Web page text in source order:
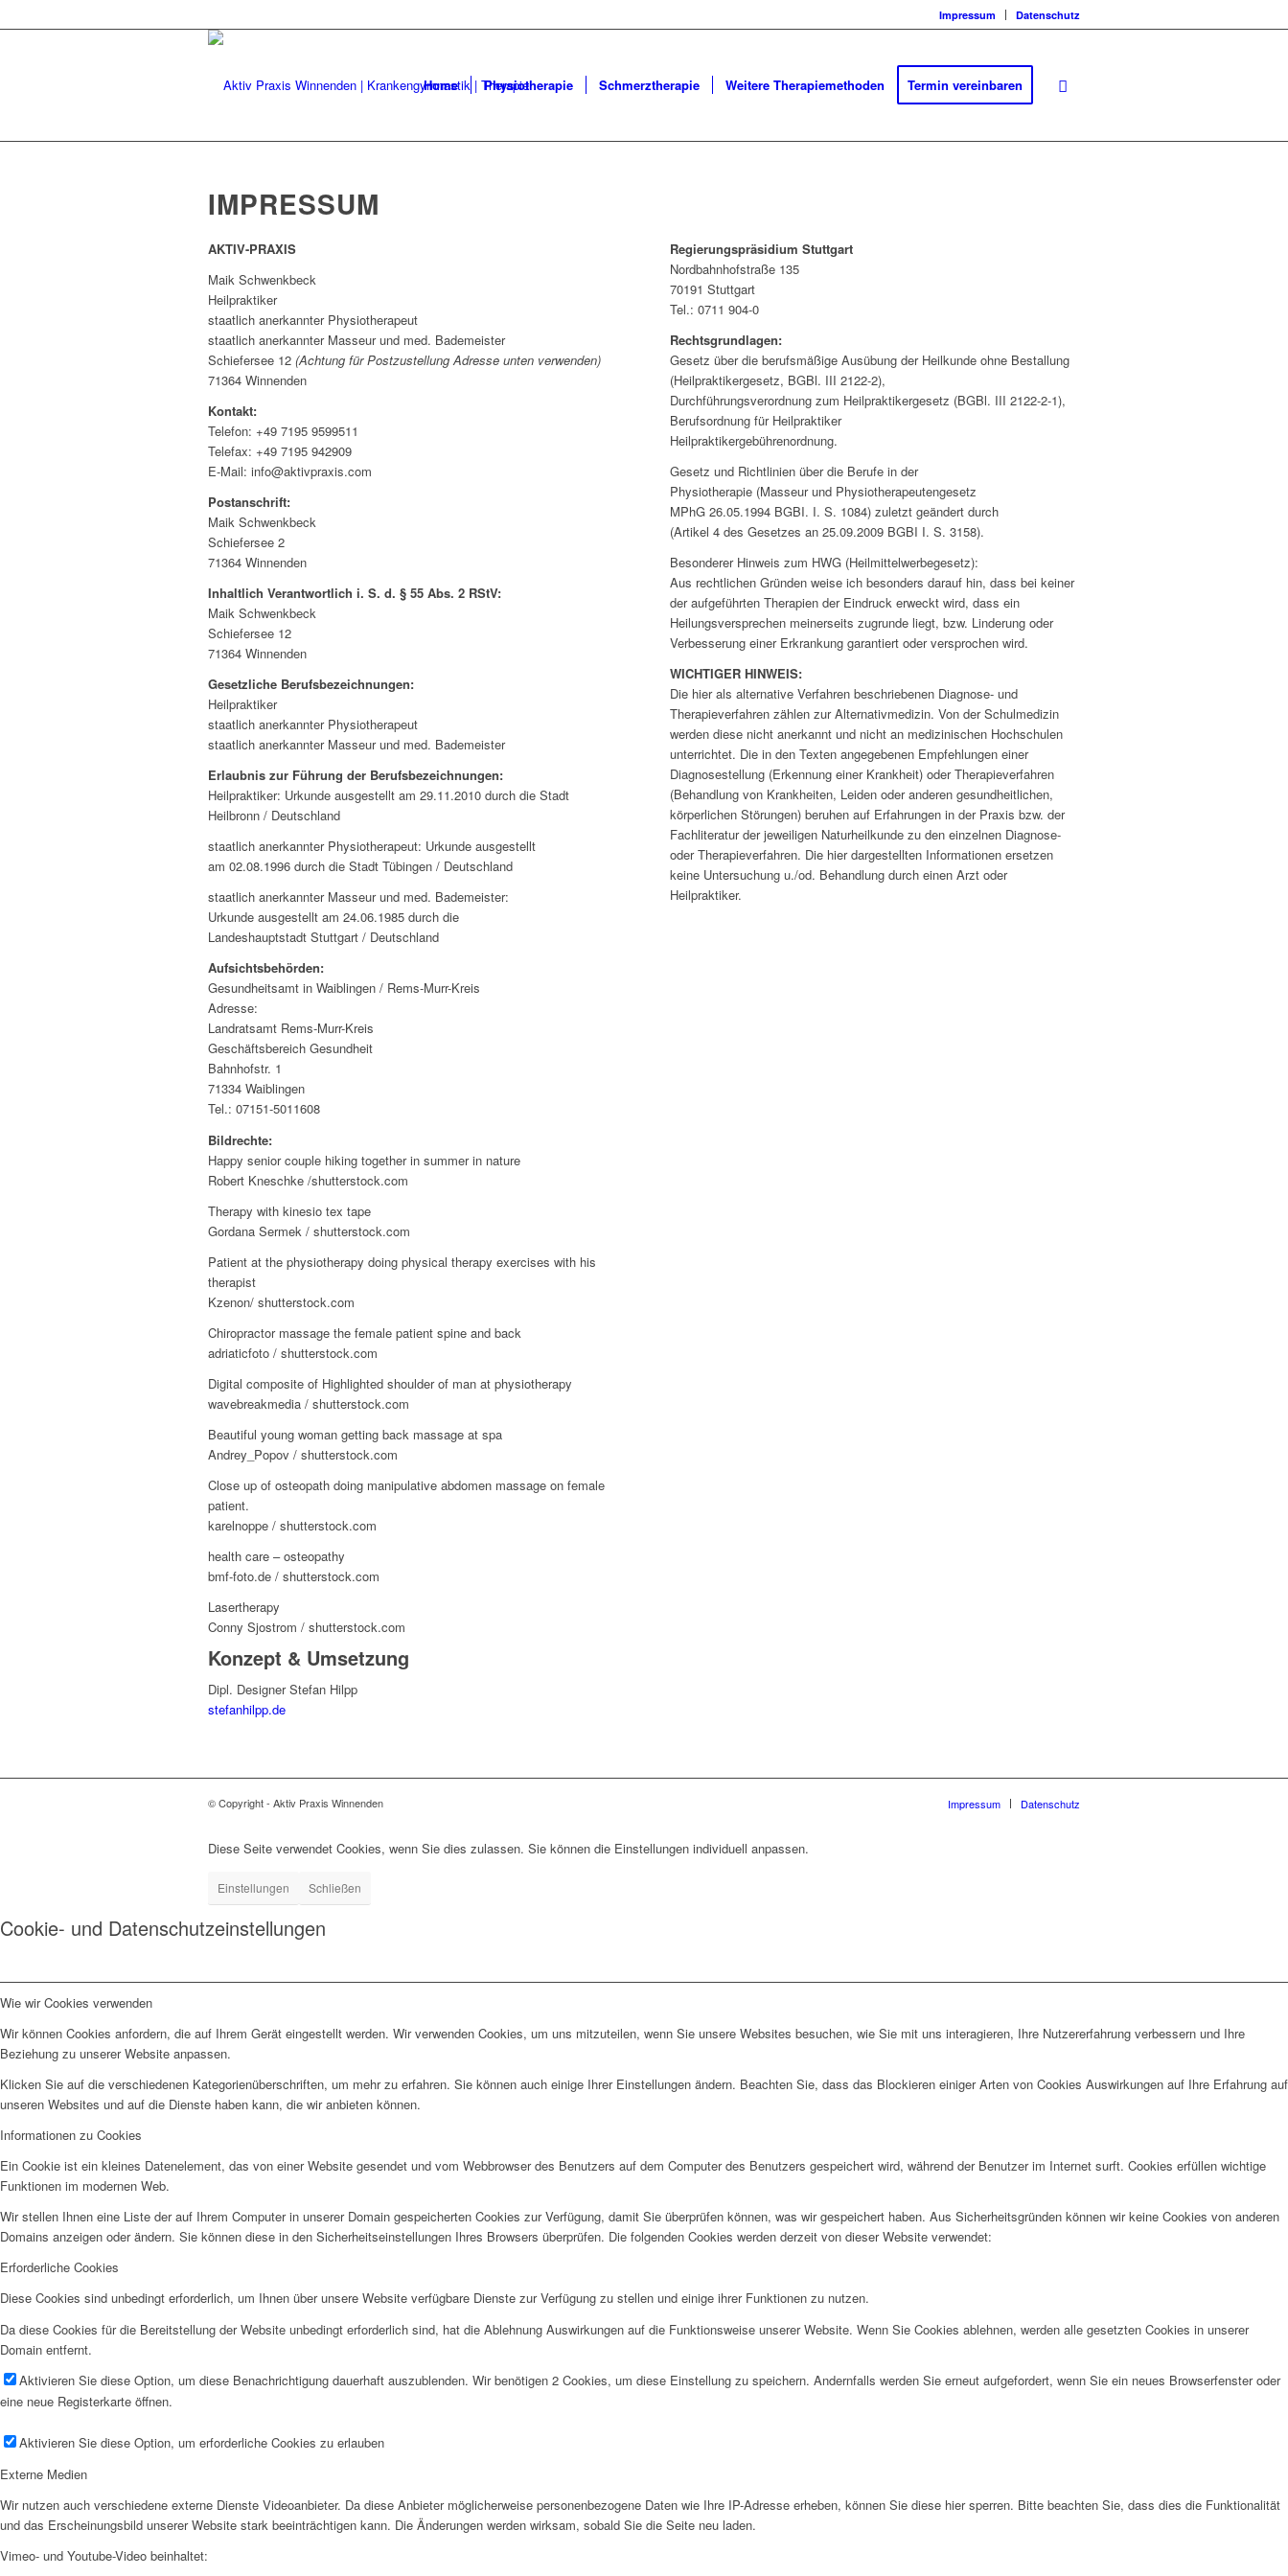
Impressum Datenschutz
Home Physiotherapie Schmerztherapie Weitere Therapiemethoden Termin vereinbaren
IMPRESSUM
AKTIV-PRAXIS
Maik Schwenkbeck
Heilpraktiker
staatlich anerkannter Physiotherapeut
staatlich anerkannter Masseur und med. Bademeister
Schiefersee 12 (Achtung für Postzustellung Adresse unten verwenden)
71364 Winnenden
Kontakt:
Telefon: +49 7195 9599511
Telefax: +49 7195 942909
E-Mail: info@aktivpraxis.com
Postanschrift:
Maik Schwenkbeck
Schiefersee 2
71364 Winnenden
Inhaltlich Verantwortlich i. S. d. § 55 Abs. 2 RStV:
Maik Schwenkbeck
Schiefersee 12
71364 Winnenden
Gesetzliche Berufsbezeichnungen:
Heilpraktiker
staatlich anerkannter Physiotherapeut
staatlich anerkannter Masseur und med. Bademeister
Erlaubnis zur Führung der Berufsbezeichnungen:
Heilpraktiker: Urkunde ausgestellt am 29.11.2010 durch die Stadt
Heilbronn / Deutschland
staatlich anerkannter Physiotherapeut: Urkunde ausgestellt
am 02.08.1996 durch die Stadt Tübingen / Deutschland
staatlich anerkannter Masseur und med. Bademeister:
Urkunde ausgestellt am 24.06.1985 durch die
Landeshauptstadt Stuttgart / Deutschland
Aufsichtsbehörden:
Gesundheitsamt in Waiblingen / Rems-Murr-Kreis
Adresse:
Landratsamt Rems-Murr-Kreis
Geschäftsbereich Gesundheit
Bahnhofstr. 1
71334 Waiblingen
Tel.: 07151-5011608
Bildrechte:
Happy senior couple hiking together in summer in nature
Robert Kneschke /shutterstock.com
Therapy with kinesio tex tape
Gordana Sermek / shutterstock.com
Patient at the physiotherapy doing physical therapy exercises with his
therapist
Kzenon/ shutterstock.com
Chiropractor massage the female patient spine and back
adriaticfoto / shutterstock.com
Digital composite of Highlighted shoulder of man at physiotherapy
wavebreakmedia / shutterstock.com
Beautiful young woman getting back massage at spa
Andrey_Popov / shutterstock.com
Close up of osteopath doing manipulative abdomen massage on female
patient.
karelnoppe / shutterstock.com
health care – osteopathy
bmf-foto.de / shutterstock.com
Lasertherapy
Conny Sjostrom / shutterstock.com
Regierungspräsidium Stuttgart
Nordbahnhofstraße 135
70191 Stuttgart
Tel.: 0711 904-0
Rechtsgrundlagen:
Gesetz über die berufsmäßige Ausübung der Heilkunde ohne Bestallung
(Heilpraktikergesetz, BGBl. III 2122-2),
Durchführungsverordnung zum Heilpraktikergesetz (BGBl. III 2122-2-1),
Berufsordnung für Heilpraktiker
Heilpraktikergebührenordnung.
Gesetz und Richtlinien über die Berufe in der
Physiotherapie (Masseur und Physiotherapeutengesetz
MPhG 26.05.1994 BGBI. I. S. 1084) zuletzt geändert durch
(Artikel 4 des Gesetzes an 25.09.2009 BGBI I. S. 3158).
Besonderer Hinweis zum HWG (Heilmittelwerbegesetz):
Aus rechtlichen Gründen weise ich besonders darauf hin, dass bei keiner
der aufgeführten Therapien der Eindruck erweckt wird, dass ein
Heilungsversprechen meinerseits zugrunde liegt, bzw. Linderung oder
Verbesserung einer Erkrankung garantiert oder versprochen wird.
WICHTIGER HINWEIS:
Die hier als alternative Verfahren beschriebenen Diagnose- und
Therapieverfahren zählen zur Alternativmedizin. Von der Schulmedizin
werden diese nicht anerkannt und nicht an medizinischen Hochschulen
unterrichtet. Die in den Texten angegebenen Empfehlungen einer
Diagnosestellung (Erkennung einer Krankheit) oder Therapieverfahren
(Behandlung von Krankheiten, Leiden oder anderen gesundheitlichen,
körperlichen Störungen) beruhen auf Erfahrungen in der Praxis bzw. der
Fachliteratur der jeweiligen Naturheilkunde zu den einzelnen Diagnose-
oder Therapieverfahren. Die hier dargestellten Informationen ersetzen
keine Untersuchung u./od. Behandlung durch einen Arzt oder
Heilpraktiker.
Konzept & Umsetzung
Dipl. Designer Stefan Hilpp
stefanhilpp.de
© Copyright - Aktiv Praxis Winnenden Impressum Datenschutz
Diese Seite verwendet Cookies, wenn Sie dies zulassen. Sie können die Einstellungen individuell anpassen.
Einstellungen Schließen
Cookie- und Datenschutzeinstellungen
Wie wir Cookies verwenden
Wir können Cookies anfordern, die auf Ihrem Gerät eingestellt werden. Wir verwenden Cookies, um uns mitzuteilen, wenn Sie unsere Websites besuchen, wie Sie mit uns interagieren, Ihre Nutzererfahrung verbessern und Ihre
Beziehung zu unserer Website anpassen.
Klicken Sie auf die verschiedenen Kategorienüberschriften, um mehr zu erfahren. Sie können auch einige Ihrer Einstellungen ändern. Beachten Sie, dass das Blockieren einiger Arten von Cookies Auswirkungen auf Ihre Erfahrung auf
unseren Websites und auf die Dienste haben kann, die wir anbieten können.
Informationen zu Cookies
Ein Cookie ist ein kleines Datenelement, das von einer Website gesendet und vom Webbrowser des Benutzers auf dem Computer des Benutzers gespeichert wird, während der Benutzer im Internet surft. Cookies erfüllen wichtige
Funktionen im modernen Web.
Wir stellen Ihnen eine Liste der auf Ihrem Computer in unserer Domain gespeicherten Cookies zur Verfügung, damit Sie überprüfen können, was wir gespeichert haben. Aus Sicherheitsgründen können wir keine Cookies von anderen
Domains anzeigen oder ändern. Sie können diese in den Sicherheitseinstellungen Ihres Browsers überprüfen. Die folgenden Cookies werden derzeit von dieser Website verwendet:
Erforderliche Cookies
Diese Cookies sind unbedingt erforderlich, um Ihnen über unsere Website verfügbare Dienste zur Verfügung zu stellen und einige ihrer Funktionen zu nutzen.
Da diese Cookies für die Bereitstellung der Website unbedingt erforderlich sind, hat die Ablehnung Auswirkungen auf die Funktionsweise unserer Website. Wenn Sie Cookies ablehnen, werden alle gesetzten Cookies in unserer
Domain entfernt.
Aktivieren Sie diese Option, um diese Benachrichtigung dauerhaft auszublenden. Wir benötigen 2 Cookies, um diese Einstellung zu speichern. Andernfalls werden Sie erneut aufgefordert, wenn Sie ein neues Browserfenster oder
eine neue Registerkarte öffnen.
Aktivieren Sie diese Option, um erforderliche Cookies zu erlauben
Externe Medien
Wir nutzen auch verschiedene externe Dienste Videoanbieter. Da diese Anbieter möglicherweise personenbezogene Daten wie Ihre IP-Adresse erheben, können Sie diese hier sperren. Bitte beachten Sie, dass dies die Funktionalität
und das Erscheinungsbild unserer Website stark beeinträchtigen kann. Die Änderungen werden wirksam, sobald Sie die Seite neu laden.
Vimeo- und Youtube-Video beinhaltet: